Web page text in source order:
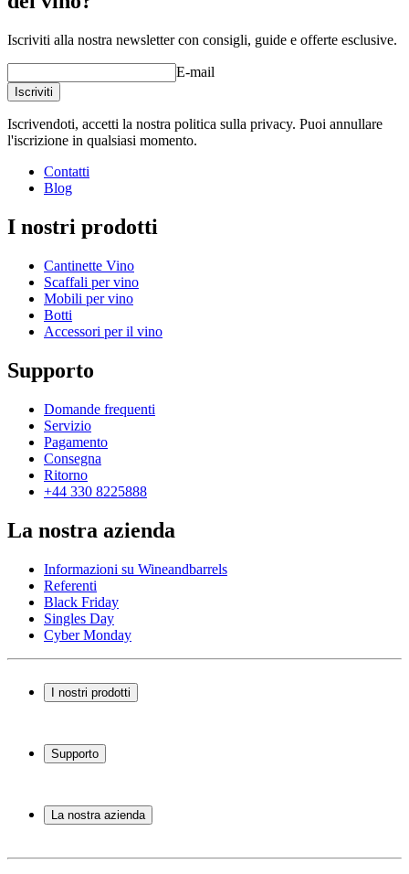
Iscriviti alla nostra newsletter con consigli, guide e offerte esclusive.
E-mail
Iscriviti
Iscrivendoti, accetti la nostra politica sulla privacy. Puoi annullare
l'iscrizione in qualsiasi momento.
Contatti
Blog
I nostri prodotti
Cantinette Vino
Scaffali per vino
Mobili per vino
Botti
Accessori per il vino
Supporto
Domande frequenti
Servizio
Pagamento
Consegna
Ritorno
+44 330 8225888
La nostra azienda
Informazioni su Wineandbarrels
Referenti
Black Friday
Singles Day
Cyber Monday
I nostri prodotti
Scaffali per vino
Mobili per vino
Supporto
Servizio
Pagamento
Ritorno
La nostra azienda